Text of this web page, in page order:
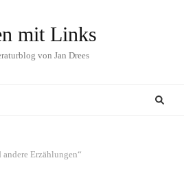
mit Links
von Jan Drees
Erzählungen“